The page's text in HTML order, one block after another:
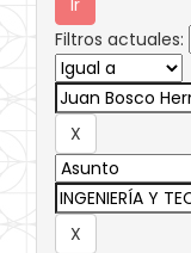
Filtros actuales: